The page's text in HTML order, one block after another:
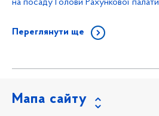
на посаду Голови Рахункової палати
Переглянути ще
Мапа сайту